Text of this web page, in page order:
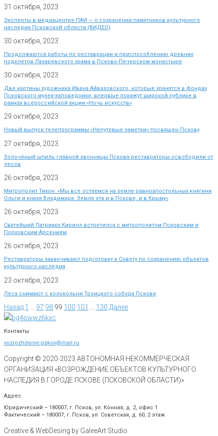
31 октября, 2023
Эксперты в медиацентре ПАИ — о сохранении памятников культурного
наследия Псковской области (ВИДЕО)
30 октября, 2023
Продолжаются работы по реставрации и приспособлению древних
подклетов Лазаревского храма в Псково-Печерском монастыре
30 октября, 2023
Две картины художника Ивана Айвазовского, которые хранятся в фондах
Псковского музея-заповедника, впервые покажут широкой публике в
рамках всероссийской акции «Ночь искусств»
29 октября, 2023
Новый выпуск телепрограммы «Непутевые заметки» посвящен Пскову
27 октября, 2023
Золочёный шпиль главной звонницы Пскова реставраторы освободили от
лесов
26 октября, 2023
Митрополит Тихон: «Мы все остаемся на земле равноапостольных княгини
Ольги и князя Владимира. Земля эта и в Пскове, и в Крыму»
26 октября, 2023
Святейший Патриарх Кирилл встретился с митрополитом Псковским и
Порховским Арсением
26 октября, 2023
Реставраторы заканчивают подготовку к Совету по сохранению объектов
культурного наследия
23 октября, 2023
Леса снимают с колокольни Троицкого собора Пскове
Назад 1 97 98 99 100 101 130 Далее
Контакты
vozrozhdenie-pskov@mail.ru
Copyright © 2020-2023 АВТОНОМНАЯ НЕКОММЕРЧЕСКАЯ
ОРГАНИЗАЦИЯ «ВОЗРОЖДЕНИЕ ОБЪЕКТОВ КУЛЬТУРНОГО
НАСЛЕДИЯ В ГОРОДЕ ПСКОВЕ (ПСКОВСКОЙ ОБЛАСТИ)»
Адрес
Юридический – 180007, г. Псков, ул. Конная, д. 2, офис 1
Фактический – 180007, г. Псков, ул. Советская, д. 60, 2 этаж
Creative & WebDesing by GaleeArt Studio